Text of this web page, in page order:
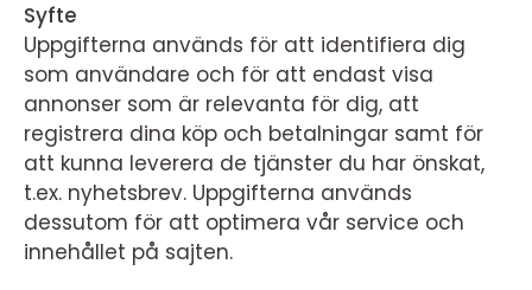
Syfte
Uppgifterna används för att identifiera dig
som användare och för att endast visa
annonser som är relevanta för dig, att
registrera dina köp och betalningar samt för
att kunna leverera de tjänster du har önskat,
t.ex. nyhetsbrev. Uppgifterna används
dessutom för att optimera vår service och
innehållet på sajten.